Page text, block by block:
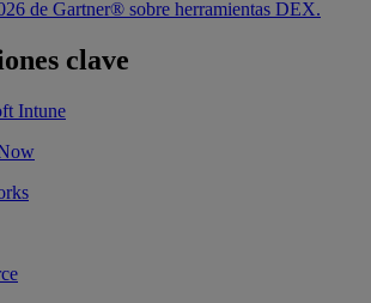
de Gartner® sobre herramientas DEX.
clave
Intune